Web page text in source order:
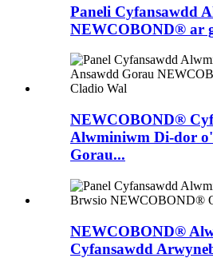
Paneli Cyfansawdd
NEWCOBOND® ar
NEWCOBOND®
Alwminiwm Di-dor
Gorau...
NEWCOBOND®
Cyfansawdd